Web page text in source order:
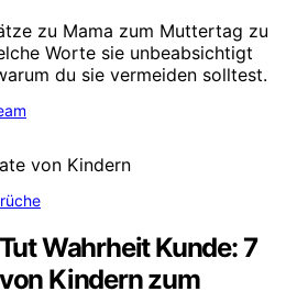
zu Mama zum Muttertag zu
Worte sie unbeabsichtigt
du sie vermeiden solltest.
Wahrheit Kunde: 7
Kindern zum